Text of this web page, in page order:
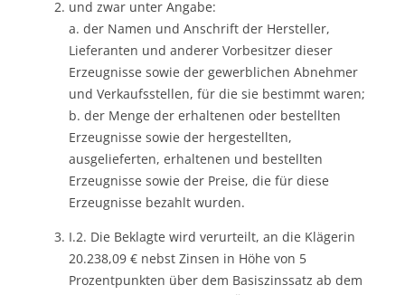
und zwar unter Angabe:
a. der Namen und Anschrift der Hersteller,
Lieferanten und anderer Vorbesitzer dieser
Erzeugnisse sowie der gewerblichen Abnehmer
und Verkaufsstellen, für die sie bestimmt waren;
b. der Menge der erhaltenen oder bestellten
Erzeugnisse sowie der hergestellten,
ausgelieferten, erhaltenen und bestellten
Erzeugnisse sowie der Preise, die für diese
Erzeugnisse bezahlt wurden.
I.2. Die Beklagte wird verurteilt, an die Klägerin
20.238,09 € nebst Zinsen in Höhe von 5
Prozentpunkten über dem Basiszinssatz ab dem